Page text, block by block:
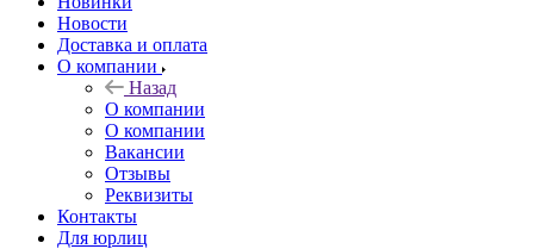
Новости
Доставка и оплата
О компании
Назад
О компании
О компании
Вакансии
Отзывы
Реквизиты
Контакты
Для юрлиц